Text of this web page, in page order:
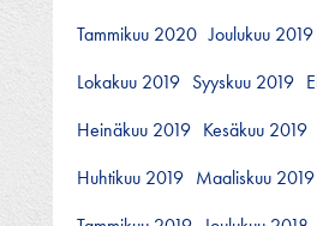
Tammikuu 2020 Joulukuu 2019
Lokakuu 2019 Syyskuu 2019
Heinäkuu 2019 Kesäkuu 2019
Huhtikuu 2019 Maaliskuu 2019